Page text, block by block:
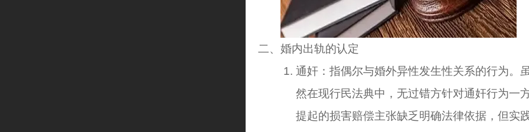
二、婚内出轨的认定
通奸：指偶尔与婚外异性发生性关系的行为。
然在现行民法典中，无过错方针对通奸行为一
提起的损害赔偿主张缺乏明确法律依据，但实